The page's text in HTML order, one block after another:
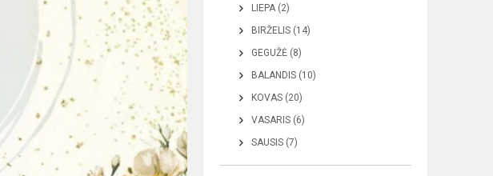
LIEPA (2)
BIRŽELIS (14)
GEGUŽĖ (8)
BALANDIS (10)
KOVAS (20)
VASARIS (6)
SAUSIS (7)